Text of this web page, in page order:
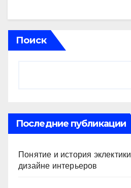
at
s
A
e
gr
a
er
n
ki
Поиск
Последние публикации
Понятие и история
дизайне интерьеров